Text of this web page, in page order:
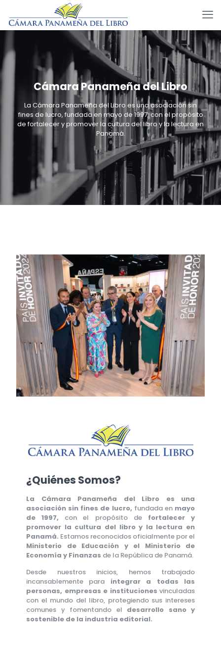
Cámara Panameña del Libro
La Cámara Panameña del Libro es una asociación sin
fines de lucro, fundada en mayo de 1997, con el propósito
de fortalecer y promover la cultura del libro y la lectura en
Panamá.
¿Quiénes Somos?
La Cámara Panameña del Libro es una
asociación sin fines de lucro, fundada en mayo
de 1997, con el propósito de fortalecer y
promover la cultura del libro y la lectura en
Panamá. Estamos reconocidos oficialmente por el
Ministerio de Educación y el Ministerio de
Economía y Finanzas de la República de Panamá.
Desde nuestros inicios, hemos trabajado
incansablemente para integrar a todas las
personas, empresas e instituciones vinculadas
con el mundo del libro, protegiendo sus intereses
comunes y fomentando el desarrollo sano y
sostenible de la industria editorial.